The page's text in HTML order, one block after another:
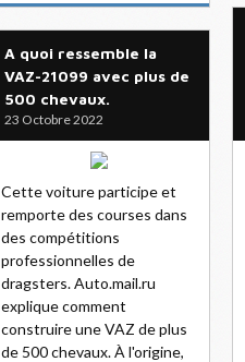
A quoi ressemble la
VAZ-21099 avec plus de
500 chevaux.
23 Octobre 2022
Cette voiture participe et
remporte des courses dans
des compétitions
professionnelles de
dragsters. Auto.mail.ru
explique comment
construire une VAZ de plus
de 500 chevaux. À l'origine,